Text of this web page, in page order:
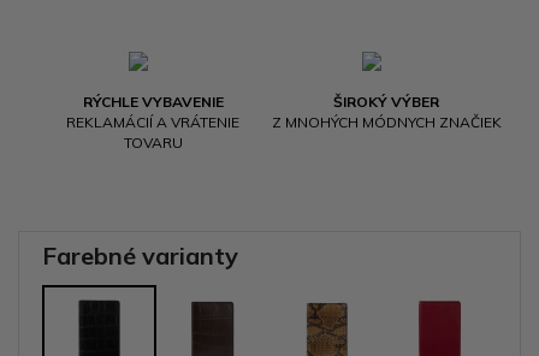
RÝCHLE VYBAVENIE
REKLAMÁCIÍ A VRÁTENIE
TOVARU
ŠIROKÝ VÝBER
Z MNOHÝCH MÓDNYCH ZNAČIEK
Farebné varianty